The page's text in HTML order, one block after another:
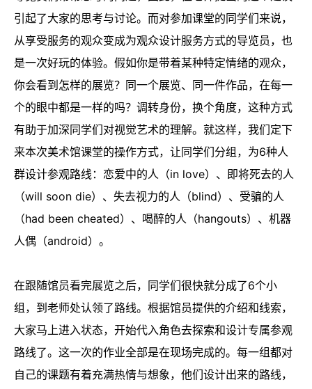
引起了大家的思考与讨论。而对参加课堂的同学们来说，
从享受服务的观众变成为观众设计服务方式的导览员，也
是一次好玩的体验。假如你是带着某种特定情绪的观众，
你会看到怎样的展览？同一个展览、同一件作品，在每一
个的眼中都是一样的吗？调转身份，换个角度，这种方式
有助于加深同学们对视觉艺术的理解。就这样，我们定下
来本次美术馆课堂的操作方式，让同学们分组，为6种人
群设计参观路线：恋爱中的人（in love）、即将死去的人
（will soon die）、失去视力的人（blind）、受骗的人
（had been cheated）、喝醉的人（hangouts）、机器
人偶（android）。
在跟随馆员看完展览之后，同学们很快就分成了6个小
组，到老师处认领了路线。根据馆员提供的介绍和线索，
大家马上进入状态，开始代入角色去探索和设计专属参观
路线了。这一次的作业全部是在现场完成的。每一组都对
自己的课题有着充满热情与想象，他们设计出来的路线，